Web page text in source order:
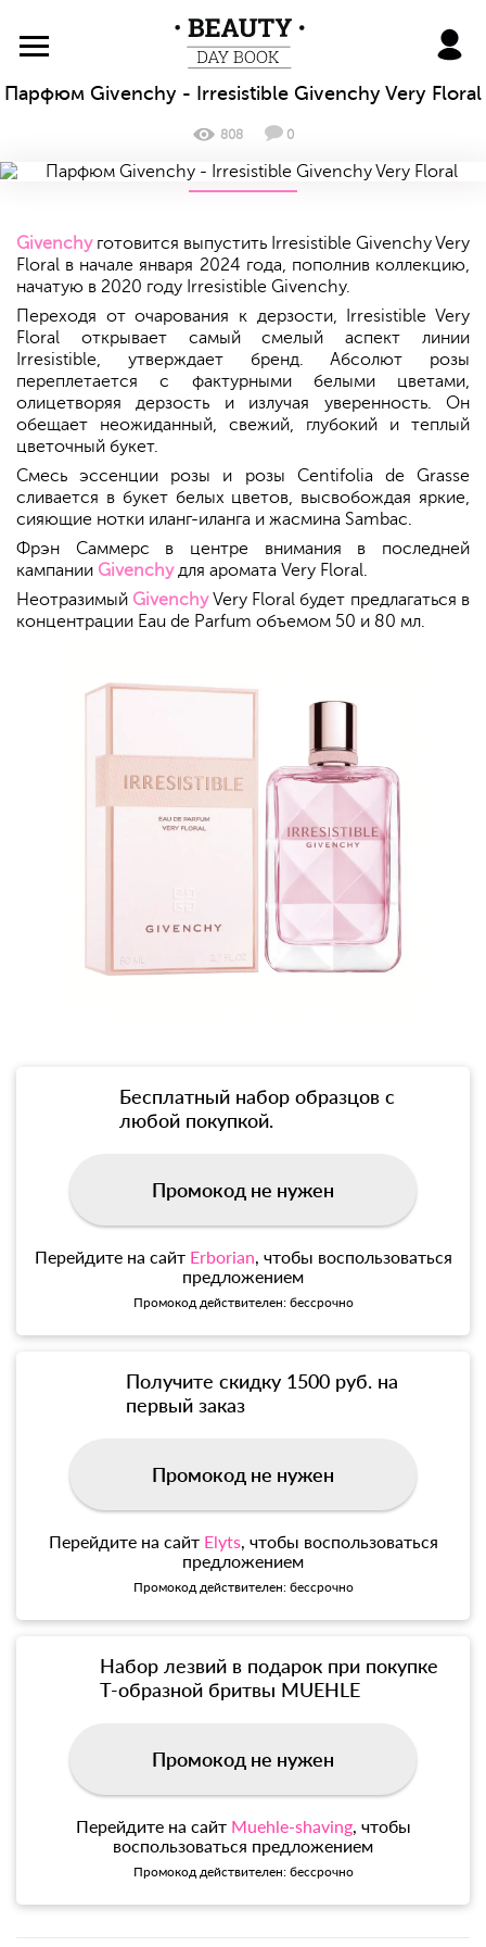
BeautyDayBook
Парфюм Givenchy - Irresistible Givenchy Very Floral
808 0
Givenchyготовится выпустить Irresistible Givenchy Very
Floral в начале января 2024 года, пополнив коллекцию,
начатую в 2020 году Irresistible Givenchy.
Переходя от очарования к дерзости, Irresistible Very
Floral открывает самый смелый аспект линии
Irresistible, утверждает бренд. Абсолют розы
переплетается с фактурными белыми цветами,
олицетворяя дерзость и излучая уверенность. Он
обещает неожиданный, свежий, глубокий и теплый
цветочный букет.
Смесь эссенции розы и розы Centifolia de Grasse
сливается в букет белых цветов, высвобождая яркие,
сияющие нотки иланг-иланга и жасмина Sambac.
Фрэн Саммерс в центре внимания в последней
кампании Givenchyдля аромата Very Floral.
Неотразимый GivenchyVery Floral будет предлагаться в
концентрации Eau de Parfum объемом 50 и 80 мл.
Бесплатный набор образцов с
любой покупкой.
Промокод не нужен
Перейдите на сайт Erborian, чтобы воспользоваться
предложением
Промокод действителен: бессрочно
Получите скидку 1500 руб. на
первый заказ
Промокод не нужен
Перейдите на сайт Elyts, чтобы воспользоваться
предложением
Промокод действителен: бессрочно
Набор лезвий в подарок при покупке
Т-образной бритвы MUEHLE
Промокод не нужен
Перейдите на сайт Muehle-shaving, чтобы
воспользоваться предложением
Промокод действителен: бессрочно